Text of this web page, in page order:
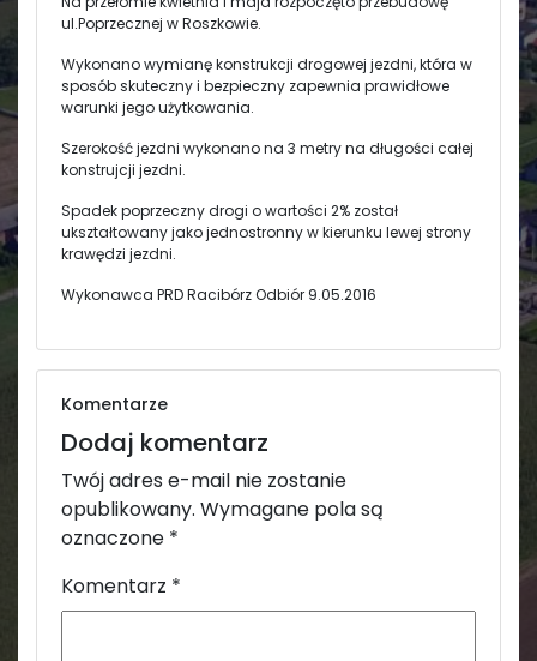
ul.Poprzecznej w Roszkowie.
Wykonano wymianę konstrukcji drogowej jezdni, która w
sposób skuteczny i bezpieczny zapewnia prawidłowe
warunki jego użytkowania.
Szerokość jezdni wykonano na 3 metry na długości całej
konstrujcji jezdni.
Spadek poprzeczny drogi o wartości 2% został
ukształtowany jako jednostronny w kierunku lewej strony
krawędzi jezdni.
Wykonawca PRD Racibórz Odbiór 9.05.2016
Komentarze
Dodaj komentarz
Twój adres e-mail nie zostanie
opublikowany. Wymagane pola są
oznaczone *
Komentarz *